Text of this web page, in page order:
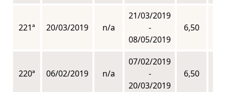
221ª 20/03/2019 n/a
21/03/2019
-
08/05/2019
6,50
220ª 06/02/2019 n/a
07/02/2019
-
20/03/2019
6,50